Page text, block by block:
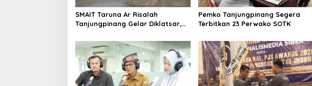
SMAIT Taruna Ar Risalah
Tanjungpinang Gelar Diklatsar,
dan Jiwa Kepemimpinan
Pemko Tanjungpinang Segera
Terbitkan 23 Perwako SOTK